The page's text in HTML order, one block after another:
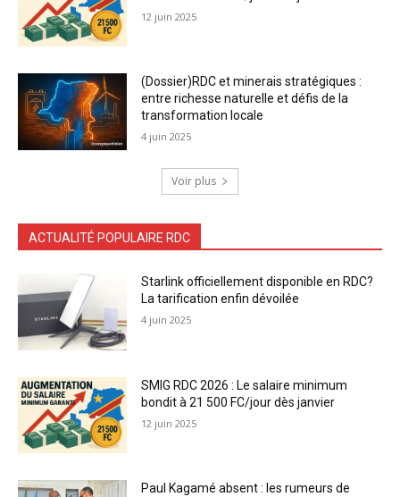
12 juin 2025
(Dossier)RDC et minerais stratégiques :
entre richesse naturelle et défis de la
transformation locale
4 juin 2025
Voir plus
ACTUALITÉ POPULAIRE RDC
Starlink officiellement disponible en RDC?
La tarification enfin dévoilée
4 juin 2025
SMIG RDC 2026 : Le salaire minimum
bondit à 21 500 FC/jour dès janvier
12 juin 2025
Paul Kagamé absent : les rumeurs de